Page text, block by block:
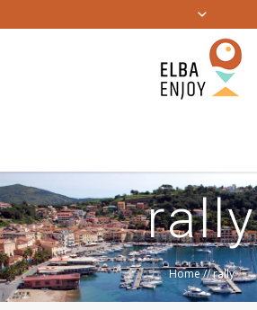
rally
Home//rally